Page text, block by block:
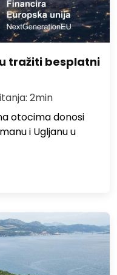
tražiti besplatni
2min
otocima donosi
i Ugljanu u